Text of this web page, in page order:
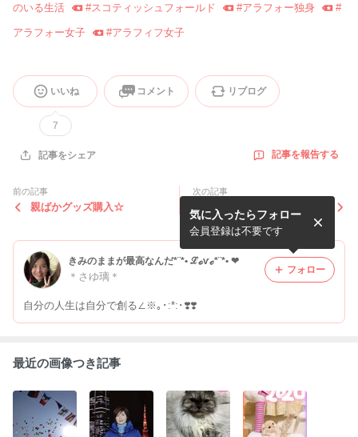
のいる生活 #スコティッシュフォールド #アラフォー独身 #
アラフォー女子 #アラフィフ女子
いいね
7
コメント リブログ
記事をシェア 記事を報告する
前の記事
親ばかグッズ購入☆
次の記事
★☆謹賀新年☆★
きみのままが最高なんだ*¨*• ℒℴѵℯ*¨*• ❤
＊さゆ璃＊
自分の人生は自分で創る∠※｡･:*:･❣️❣️
気に入ったらフォロー
会員登録は不要です
フォロー
最近の画像つき記事